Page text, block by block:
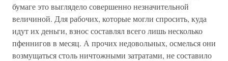
бумаге это выглядело совершенно незначительной
величиной. Для рабочих, которые могли спросить, куда
идут их деньги, взнос составлял всего лишь несколько
пфеннигов в месяц. А прочих недовольных, осмелься они
возмущаться столь ничтожными затратами, не составило